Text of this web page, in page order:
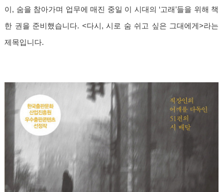
이, 숨을 참아가며 업무에 매진 중일 이 시대의 ‘고래’들을 위해 책
한 권을 준비했습니다. <다시, 시로 숨 쉬고 싶은 그대에게>라는
제목입니다.